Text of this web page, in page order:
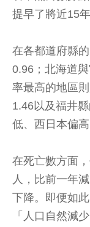
提早了將近15年
在各都道府縣
0.96；北海道
率最高的地區
1.46以及福井
低、西日本偏
在死亡數方面
人，比前一年
下降。即便如
「人口自然減